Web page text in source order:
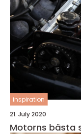
inspiration
21. July 2020
Motorns bästa